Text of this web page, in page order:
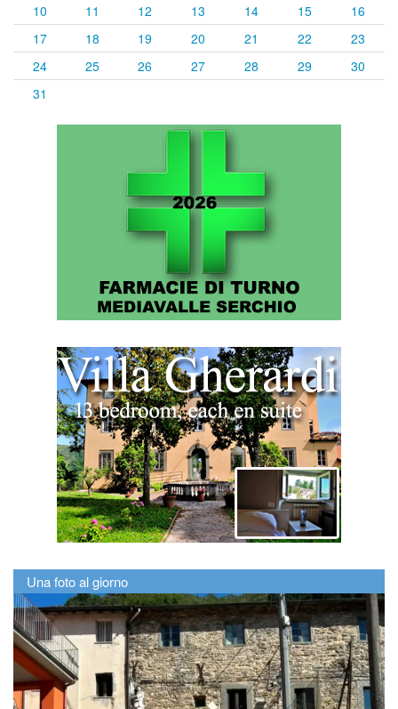
10
11 12 13 14 15
16
17
18 19 20 21 22
23
24
25 26 27 28 29
30
31
Una foto al giorno